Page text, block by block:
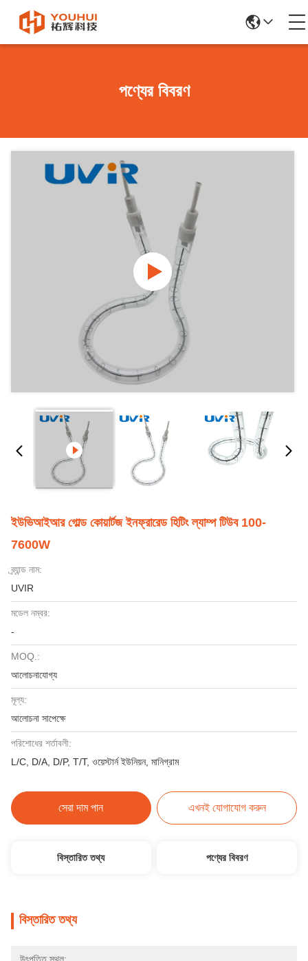
পণ্যের বিবরণ
ইউভিআইআর গোল্ড কোয়ার্টজ ইনফ্রারেড হিটিং ল্যাম্প টিউব 100-
7600W
ব্র্যান্ড নাম:
UVIR
মডেল নম্বর:
-
MOQ.:
আলোচনাযোগ্য
মূল্য:
আলোচনা সাপেক্ষে
পরিশোধের শর্তাবলী:
L/C, D/A, D/P, T/T, ওয়েস্টার্ন ইউনিয়ন, মানিগ্রাম
সেরা দাম পান এখনই যোগাযোগ করুন
বিস্তারিত তথ্য পণ্যের বিবরণ
বিস্তারিত তথ্য